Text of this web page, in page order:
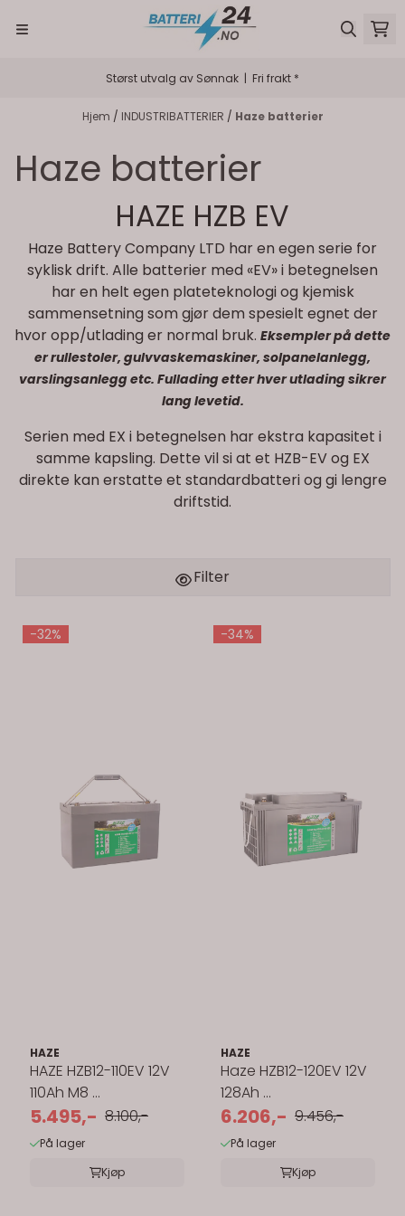
Størst utvalg av Sønnak | Fri frakt *
Hjem / INDUSTRIBATTERIER / Haze batterier
Haze batterier
HAZE HZB EV
Haze Battery Company LTD har en egen serie for
syklisk drift. Alle batterier med «EV» i betegnelsen
har en helt egen plateteknologi og kjemisk
sammensetning som gjør dem spesielt egnet der
hvor opp/utlading er normal bruk. Eksempler på dette
er rullestoler, gulvvaskemaskiner, solpanelanlegg,
varslingsanlegg etc. Fullading etter hver utlading sikrer
lang levetid.
Serien med EX i betegnelsen har ekstra kapasitet i
samme kapsling. Dette vil si at et HZB-EV og EX
direkte kan erstatte et standardbatteri og gi lengre
driftstid.
Filter
-32%
HAZE
HAZE HZB12-110EV 12V
110Ah M8 ...
5.495,- 8.100,-
På lager
Kjøp
-34%
HAZE
Haze HZB12-120EV 12V
128Ah ...
6.206,- 9.456,-
På lager
Kjøp